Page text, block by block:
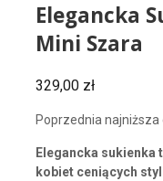
Elegancka
Mini Szara
329,00 zł
Poprzednia najniższa
Elegancka
kobiet ceniących